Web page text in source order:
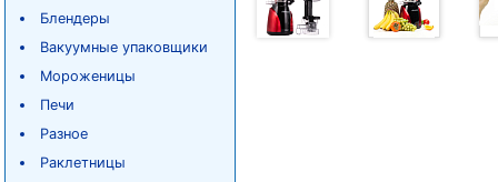
Блендеры
Вакуумные упаковщики
Мороженицы
Печи
Разное
Раклетницы